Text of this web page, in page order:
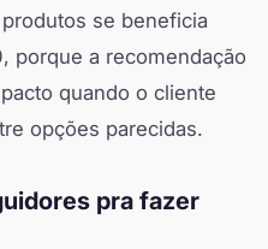
se beneficia
porque a recomendação
quando o cliente
opções parecidas.
pra fazer